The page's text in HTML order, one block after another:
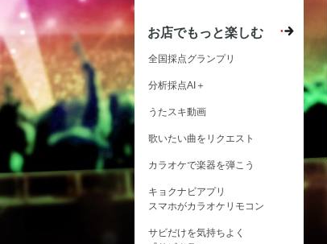
お店でもっと楽しむ
全国採点グランプリ
分析採点AI＋
うたスキ動画
歌いたい曲をリクエスト
カラオケで楽器を弾こう
キョクナビアプリ
スマホがカラオケリモコン
サビだけを気持ちよく